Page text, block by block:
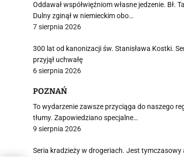
Oddawał współwięźniom własne jedzenie. Bł.
Dulny zginął w niemieckim obo…
7 sierpnia 2026
300 lat od kanonizacji św. Stanisława Kostki.
przyjął uchwałę
6 sierpnia 2026
POZNAŃ
To wydarzenie zawsze przyciąga do naszego
tłumy. Zapowiedziano specjalne…
9 sierpnia 2026
Seria kradzieży w drogeriach. Jest tymczasowy